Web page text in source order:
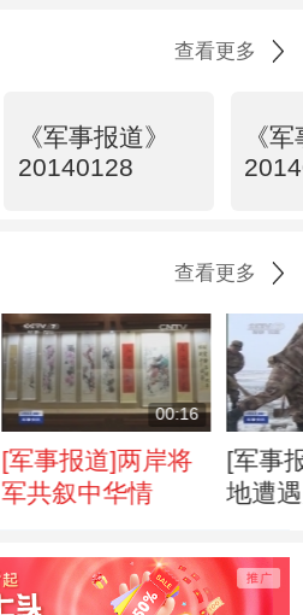
查看更多
《军事报道》
20140128
《
查看更多
00:16
[军事报道]两岸将
军共叙中华情
[军事
地遭